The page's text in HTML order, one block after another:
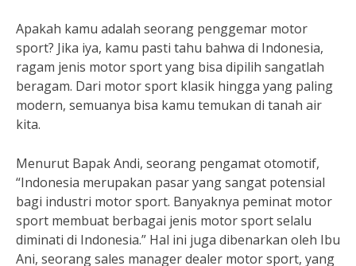
Apakah kamu adalah seorang penggemar motor
sport? Jika iya, kamu pasti tahu bahwa di Indonesia,
ragam jenis motor sport yang bisa dipilih sangatlah
beragam. Dari motor sport klasik hingga yang paling
modern, semuanya bisa kamu temukan di tanah air
kita.
Menurut Bapak Andi, seorang pengamat otomotif,
“Indonesia merupakan pasar yang sangat potensial
bagi industri motor sport. Banyaknya peminat motor
sport membuat berbagai jenis motor sport selalu
diminati di Indonesia.” Hal ini juga dibenarkan oleh Ibu
Ani, seorang sales manager dealer motor sport, yang